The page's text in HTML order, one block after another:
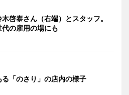
啓泰さん（右端）とスタッフ。
代の雇用の場にも
る「のさり」の店内の様子